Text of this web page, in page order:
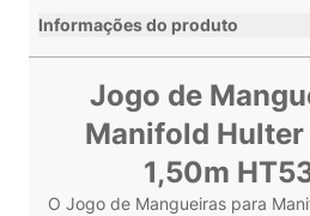
Informações do produto
Jogo de
Manifold
1,50m
O Jogo de Mangueiras para